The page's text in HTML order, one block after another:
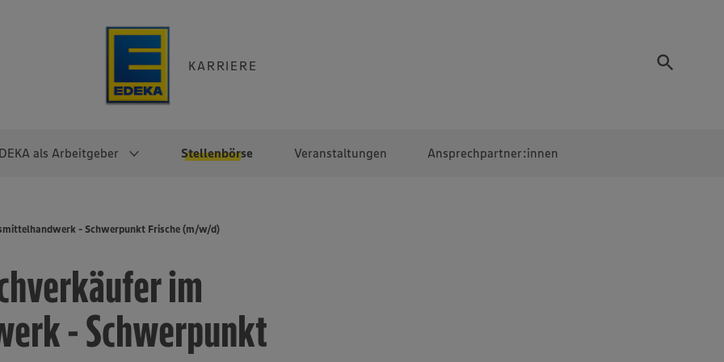
KARRIERE
als Arbeitgeber Stellenbörse Veranstaltungen Ansprechpartner:innen
Direkteinstieg
Noch Fragen?
Überblick
EDEKA Fruchtkontor
EDEKA Foodservice
EDEKA-
- Schwerpunkt Frische (m/w/d)
im
- Schwerpunkt